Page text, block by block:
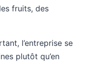
fruits, des
l’entreprise se
plutôt qu’en